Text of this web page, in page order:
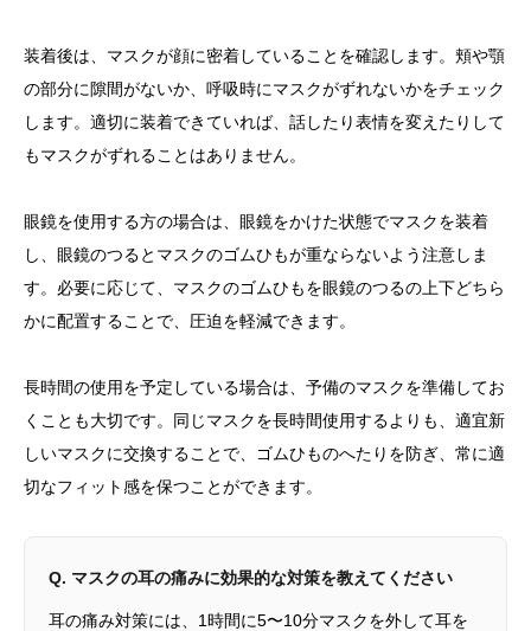
装着後は、マスクが顔に密着していることを確認します。頬や顎
の部分に隙間がないか、呼吸時にマスクがずれないかをチェック
します。適切に装着できていれば、話したり表情を変えたりして
もマスクがずれることはありません。
眼鏡を使用する方の場合は、眼鏡をかけた状態でマスクを装着
し、眼鏡のつるとマスクのゴムひもが重ならないよう注意しま
す。必要に応じて、マスクのゴムひもを眼鏡のつるの上下どちら
かに配置することで、圧迫を軽減できます。
長時間の使用を予定している場合は、予備のマスクを準備してお
くことも大切です。同じマスクを長時間使用するよりも、適宜新
しいマスクに交換することで、ゴムひものへたりを防ぎ、常に適
切なフィット感を保つことができます。
Q. マスクの耳の痛みに効果的な対策を教えてください
耳の痛み対策には、1時間に5〜10分マスクを外して耳を